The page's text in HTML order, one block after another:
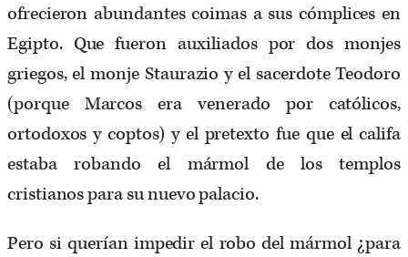
ofrecieron abundantes coimas a sus cómplices en
Egipto. Que fueron auxiliados por dos monjes
griegos, el monje Staurazio y el sacerdote Teodoro
(porque Marcos era venerado por católicos,
ortodoxos y coptos) y el pretexto fue que el califa
estaba robando el mármol de los templos
cristianos para su nuevo palacio.
Pero si querían impedir el robo del mármol ¿para